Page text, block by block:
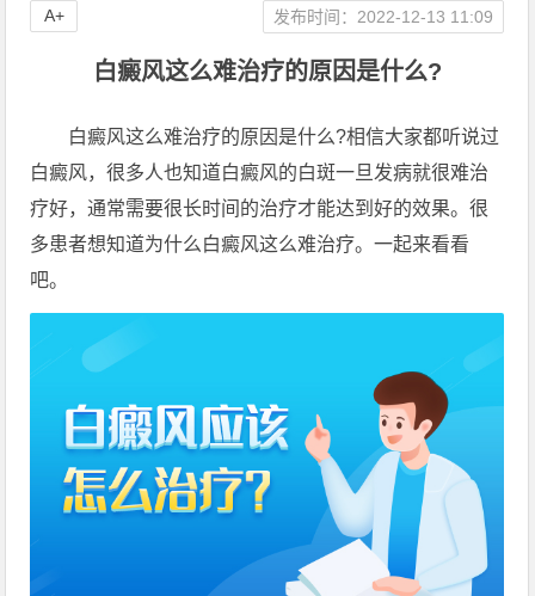
白癜风这么难治疗的原因是什么?
发布时间：2022-12-13 11:09
A+
白癜风这么难治疗的原因是什么?相信大家都听说过
白癜风，很多人也知道白癜风的白斑一旦发病就很难治
疗好，通常需要很长时间的治疗才能达到好的效果。很
多患者想知道为什么白癜风这么难治疗。一起来看看
吧。